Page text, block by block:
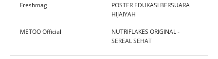
Freshmag
POSTER EDUKASI BERSUARA
HIJAIYAH
METOO Official
NUTRIFLAKES ORIGINAL -
SEREAL SEHAT